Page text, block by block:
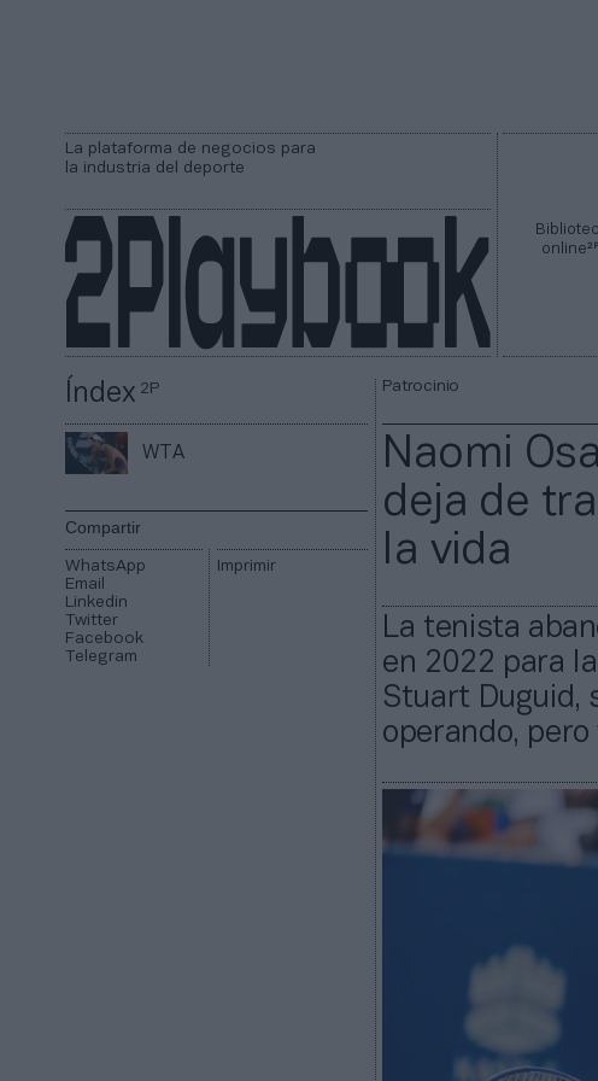
La plataforma de negocios para
la industria del deporte
online2P
Índex2P
WTA
Compartir
WhatsApp
Email
Linkedin
Twitter
Facebook
Telegram
Imprimir
Patrocinio
Naomi
deja de
la vida
La tenista
en 2022 para
Stuart Duguid,
operando,